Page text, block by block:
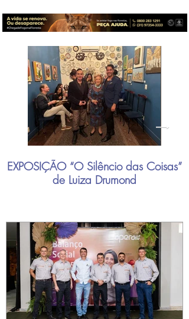
EXPOSIÇÃO “O Silêncio das Coisas”
de Luiza Drumond